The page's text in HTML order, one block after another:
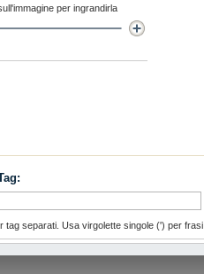
per ingrandirla
tag separati. Usa virgolette singole (') per frasi.